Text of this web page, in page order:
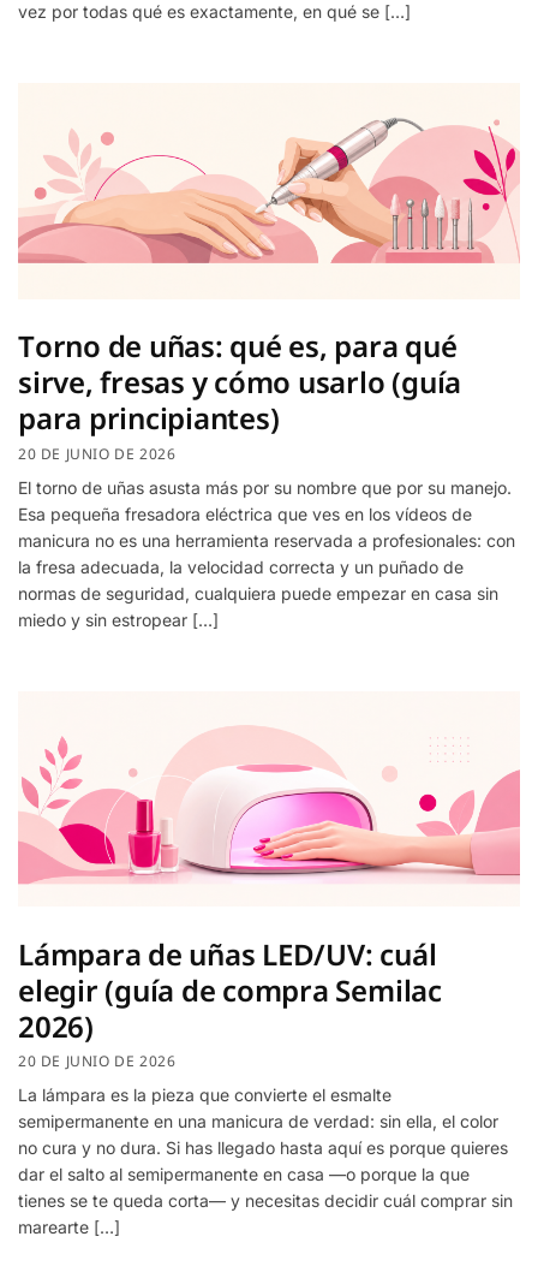
vez por todas qué es exactamente, en qué se […]
Torno de uñas: qué es, para qué
sirve, fresas y cómo usarlo (guía
para principiantes)
20 DE JUNIO DE 2026
El torno de uñas asusta más por su nombre que por su manejo.
Esa pequeña fresadora eléctrica que ves en los vídeos de
manicura no es una herramienta reservada a profesionales: con
la fresa adecuada, la velocidad correcta y un puñado de
normas de seguridad, cualquiera puede empezar en casa sin
miedo y sin estropear […]
Lámpara de uñas LED/UV: cuál
elegir (guía de compra Semilac
2026)
20 DE JUNIO DE 2026
La lámpara es la pieza que convierte el esmalte
semipermanente en una manicura de verdad: sin ella, el color
no cura y no dura. Si has llegado hasta aquí es porque quieres
dar el salto al semipermanente en casa —o porque la que
tienes se te queda corta— y necesitas decidir cuál comprar sin
marearte […]